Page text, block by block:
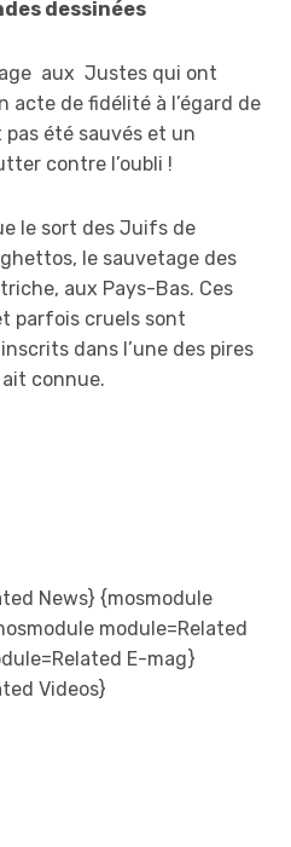
dessinées
aux Justes qui ont
acte de fidélité à l’égard de
été sauvés et un
contre l’oubli !
le sort des Juifs de
le sauvetage des
aux Pays-Bas. Ces
parfois cruels sont
dans l’une des pires
connue.
News} {mosmodule
module=Related
E-mag}
Videos}